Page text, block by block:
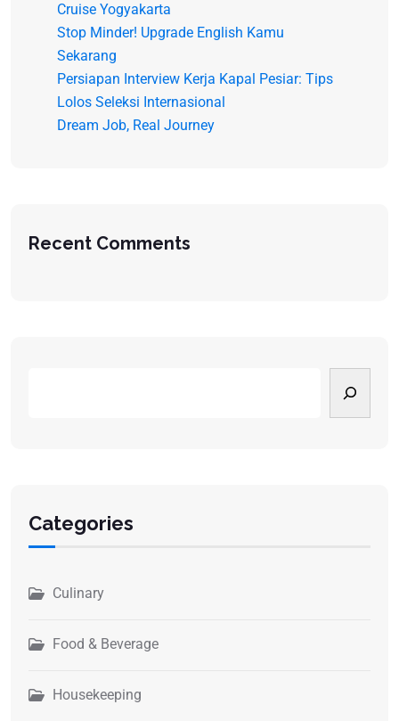
Cruise Yogyakarta
Stop Minder! Upgrade English Kamu
Sekarang
Persiapan Interview Kerja Kapal Pesiar: Tips
Lolos Seleksi Internasional
Dream Job, Real Journey
Recent Comments
Categories
Culinary
Food & Beverage
Housekeeping